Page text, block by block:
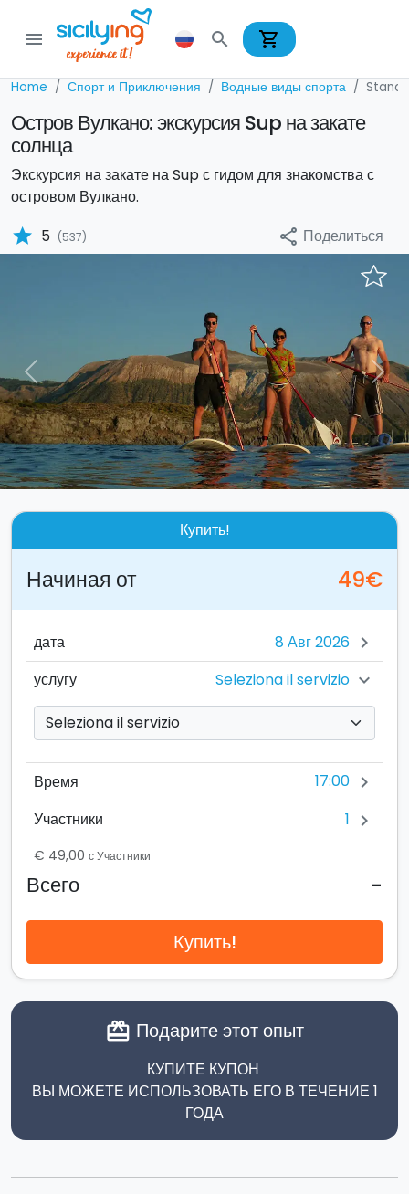
menu search shopping_cart
Home Спорт и Приключения Водные виды спорта Stand
Остров Вулкано: экскурсия Sup на закате
солнца
Экскурсия на закате на Sup с гидом для знакомства с
островом Вулкано.
star 5 (537) share Поделиться
Previous Next
Купить!
Начиная от 49€
дата chevron_right
услугу Seleziona il servizio chevron_right
Время 17:00 chevron_right
Участники 1 chevron_right
€ 49,00 с Участники
Всего -
Купить!
card_giftcard Подарите этот опыт
КУПИТЕ КУПОН
ВЫ МОЖЕТЕ ИСПОЛЬЗОВАТЬ ЕГО В ТЕЧЕНИЕ 1
ГОДА